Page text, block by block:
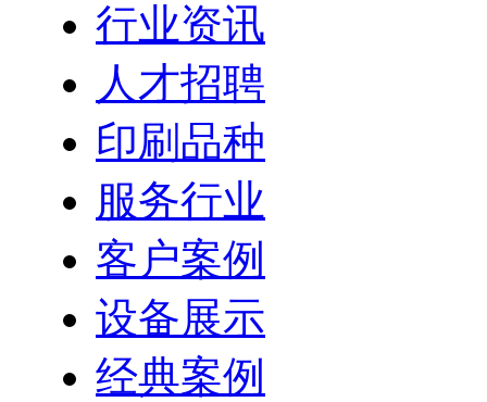
行业资讯
人才招聘
印刷品种
服务行业
客户案例
设备展示
经典案例